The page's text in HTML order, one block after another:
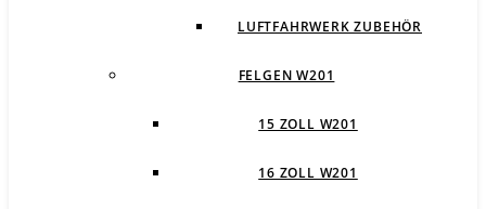
LUFTFAHRWERK ZUBEHÖR
FELGEN W201
15 ZOLL W201
16 ZOLL W201